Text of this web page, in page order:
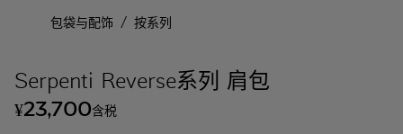
包袋与配饰 / 按系列
Serpenti Reverse系列 肩包
¥23,700含税